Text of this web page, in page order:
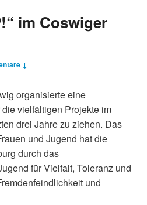
im Coswiger
↓
organisierte eine
vielfältigen Projekte im
drei Jahre zu ziehen. Das
und Jugend hat die
durch das
für Vielfalt, Toleranz und
und